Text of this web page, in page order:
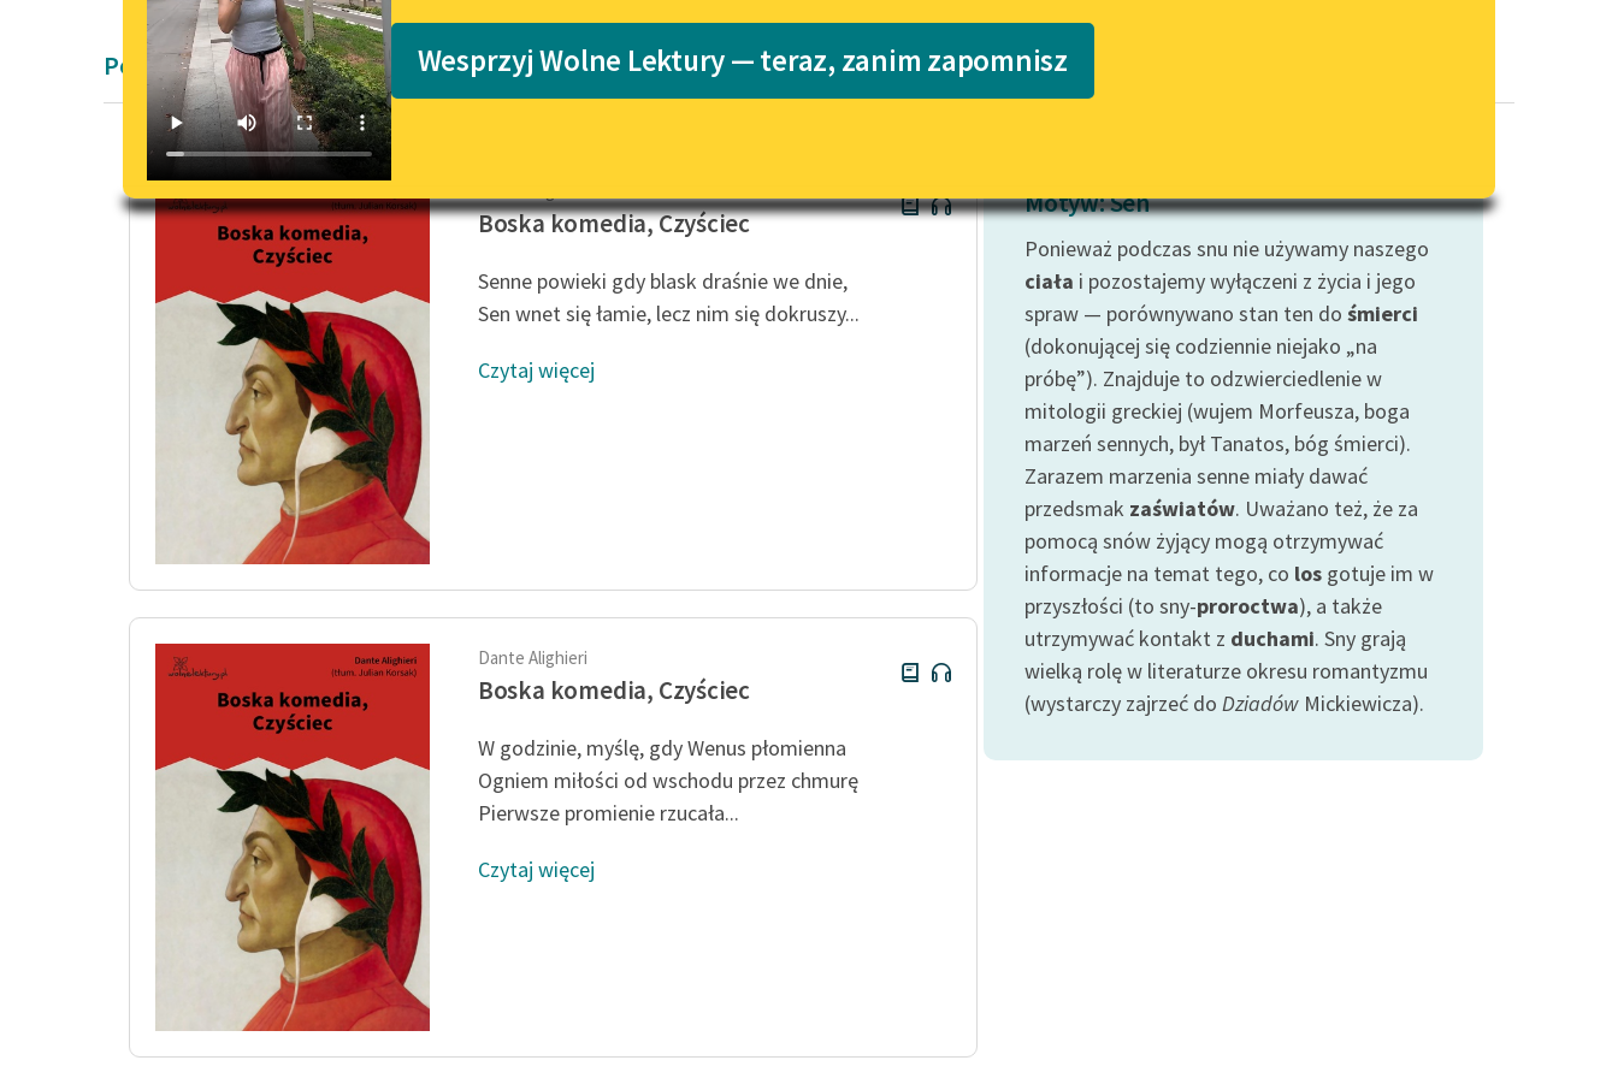
Lektury szkolne i klasyka
literatury do słuchania dla
E-kolekcja lektur szkolnych i
literatury do słuchania dla
uczennic i uczniów z
niepełnosprawnościami
Feministyczne inspiracje.
Popularyzacja skandynawskiej
Katalog
Katalog w formacie PDF
wrażliwych
Deklaracja dostępności
Wesprzyj Wolne Lektury — teraz, zanim zapomnisz
Poemat alegoryczny Dantego Alighieri
Boska komedia, Czyściec
Senne powieki gdy blask draśnie we dnie,
Sen wnet się łamie, lecz nim się dokruszy...
Czytaj więcej
Dante Alighieri
Boska komedia, Czyściec
W godzinie, myślę, gdy Wenus płomienna
Ogniem miłości od wschodu przez chmurę
Pierwsze promienie rzucała...
Czytaj więcej
Motyw: Sen
Ponieważ podczas snu nie używamy naszego
ciała i pozostajemy wyłączeni z życia i jego
spraw — porównywano stan ten do śmierci
(dokonującej się codziennie niejako „na
próbę”). Znajduje to odzwierciedlenie w
mitologii greckiej (wujem Morfeusza, boga
marzeń sennych, był Tanatos, bóg śmierci).
Zarazem marzenia senne miały dawać
przedsmak zaświatów. Uważano też, że za
pomocą snów żyjący mogą otrzymywać
informacje na temat tego, co los gotuje im w
przyszłości (to sny-proroctwa), a także
utrzymywać kontakt z duchami. Sny grają
wielką rolę w literaturze okresu romantyzmu
(wystarczy zajrzeć do Dziadów Mickiewicza).